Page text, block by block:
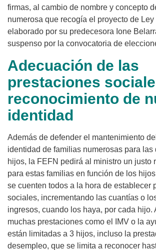
firmas, al cambio de nombre y concepto
numerosa que recogía el proyecto de
elaborado por su predecesora Ione
suspenso por la convocatoria de
Adecuación de las
prestaciones
reconocimiento de
identidad
Además de defender el mantenimiento
identidad de familias numerosas para las
hijos, la FEFN pedirá al ministro un justo
para estas familias en función de los
se cuenten todos a la hora de establecer
sociales, incrementando las cuantías o
ingresos, cuando los haya, por cada hijo.
muchas prestaciones como el IMV o la
están limitadas a 3 hijos, incluso la
desempleo, que se limita a reconocer